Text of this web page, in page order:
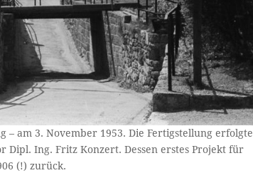
– am 3. November 1953. Die Fertigstellung erfolgte
Ing. Fritz Konzert. Dessen erstes Projekt für
(!) zurück.